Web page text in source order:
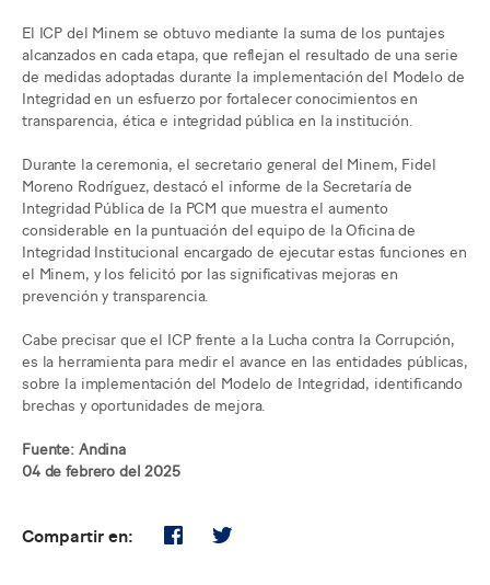
El ICP del Minem se obtuvo mediante la suma de los puntajes
alcanzados en cada etapa, que reflejan el resultado de una serie
de medidas adoptadas durante la implementación del Modelo de
Integridad en un esfuerzo por fortalecer conocimientos en
transparencia, ética e integridad pública en la institución.
Durante la ceremonia, el secretario general del Minem, Fidel
Moreno Rodríguez, destacó el informe de la Secretaría de
Integridad Pública de la PCM que muestra el aumento
considerable en la puntuación del equipo de la Oficina de
Integridad Institucional encargado de ejecutar estas funciones en
el Minem, y los felicitó por las significativas mejoras en
prevención y transparencia.
Cabe precisar que el ICP frente a la Lucha contra la Corrupción,
es la herramienta para medir el avance en las entidades públicas,
sobre la implementación del Modelo de Integridad, identificando
brechas y oportunidades de mejora.
Fuente: Andina
04 de febrero del 2025
Compartir en: